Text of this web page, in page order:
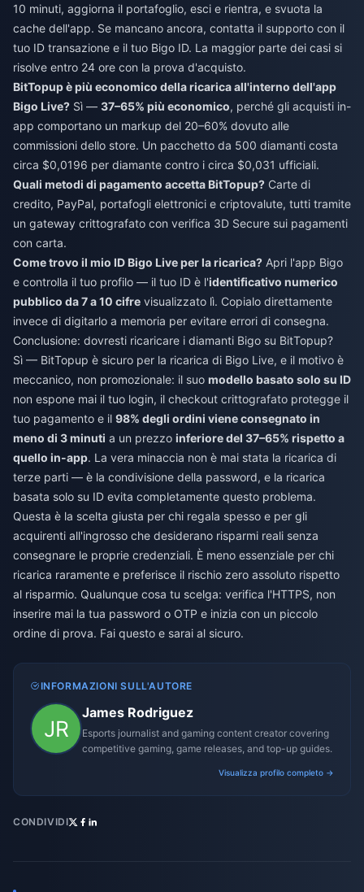
10 minuti, aggiorna il portafoglio, esci e rientra, e svuota la
cache dell'app. Se mancano ancora, contatta il supporto con il
tuo ID transazione e il tuo Bigo ID. La maggior parte dei casi si
risolve entro 24 ore con la prova d'acquisto.
BitTopup è più economico della ricarica all'interno dell'app
Bigo Live? Sì — 37–65% più economico, perché gli acquisti in-
app comportano un markup del 20–60% dovuto alle
commissioni dello store. Un pacchetto da 500 diamanti costa
circa $0,0196 per diamante contro i circa $0,031 ufficiali.
Quali metodi di pagamento accetta BitTopup? Carte di
credito, PayPal, portafogli elettronici e criptovalute, tutti tramite
un gateway crittografato con verifica 3D Secure sui pagamenti
con carta.
Come trovo il mio ID Bigo Live per la ricarica? Apri l'app Bigo
e controlla il tuo profilo — il tuo ID è l'identificativo numerico
pubblico da 7 a 10 cifre visualizzato lì. Copialo direttamente
invece di digitarlo a memoria per evitare errori di consegna.
Conclusione: dovresti ricaricare i diamanti Bigo su BitTopup?
Sì — BitTopup è sicuro per la ricarica di Bigo Live, e il motivo è
meccanico, non promozionale: il suo modello basato solo su ID
non espone mai il tuo login, il checkout crittografato protegge il
tuo pagamento e il 98% degli ordini viene consegnato in
meno di 3 minuti a un prezzo inferiore del 37–65% rispetto a
quello in-app. La vera minaccia non è mai stata la ricarica di
terze parti — è la condivisione della password, e la ricarica
basata solo su ID evita completamente questo problema.
Questa è la scelta giusta per chi regala spesso e per gli
acquirenti all'ingrosso che desiderano risparmi reali senza
consegnare le proprie credenziali. È meno essenziale per chi
ricarica raramente e preferisce il rischio zero assoluto rispetto
al risparmio. Qualunque cosa tu scelga: verifica l'HTTPS, non
inserire mai la tua password o OTP e inizia con un piccolo
ordine di prova. Fai questo e sarai al sicuro.
INFORMAZIONI SULL'AUTORE
James Rodriguez
Esports journalist and gaming content creator covering
competitive gaming, game releases, and top-up guides.
Visualizza profilo completo →
CONDIVIDI